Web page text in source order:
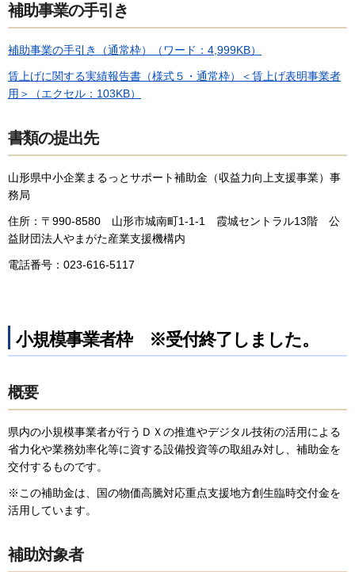
補助事業の手引き
補助事業の手引き（通常枠）（ワード：4,999KB）
賃上げに関する実績報告書（様式５・通常枠）＜賃上げ表明事業者
用＞
（エクセル：103KB）
書類の提出先
山形県中小企業まるっとサポート補助金（収益力向上支援事業）事
務局
住所：〒990-8580 山形市城南町1-1-1 霞城セントラル13階 公
益財団法人やまがた産業支援機構内
電話番号：023-616-5117
小規模事業者枠 ※受付終了しました。
概要
県内の小規模事業者が行うＤＸの推進やデジタル技術の活用による
省力化や業務効率化等に資する設備投資等の取組み対し、補助金を
交付するものです。
※この補助金は、国の物価高騰対応重点支援地方創生臨時交付金を
活用しています。
補助対象者